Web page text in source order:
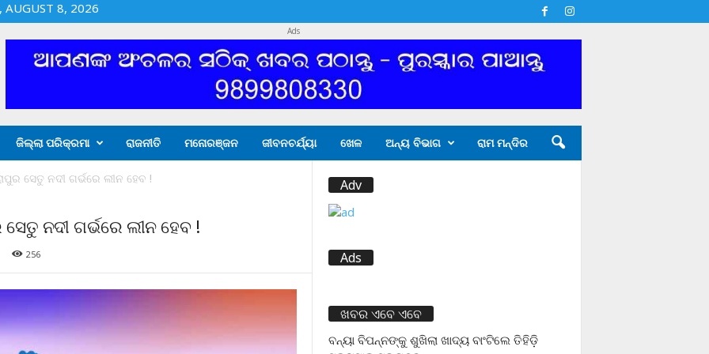
AUGUST 8, 2026
Ads
ଜିଲ୍ଲା ପରିକ୍ରମା ରାଜନୀତି ମନୋରଞ୍ଜନ ଜୀବନଚର୍ଯ୍ୟା ଖେଳ ଅନ୍ୟ ବିଭାଗ ରାମ ମନ୍ଦିର
ସେତୁ ନଦୀ ଗର୍ଭରେ ଲୀନ ହେବ !
ନଦୀ ଗର୍ଭରେ ଲୀନ ହେବ !
256
Adv
Ads
ଖବର ଏବେ ଏବେ
ବନ୍ୟା ବିପନ୍ନଙ୍କୁ ଶୁଖିଲା ଖାଦ୍ୟ ବାଂଟିଲେ ତିହିଡି଼